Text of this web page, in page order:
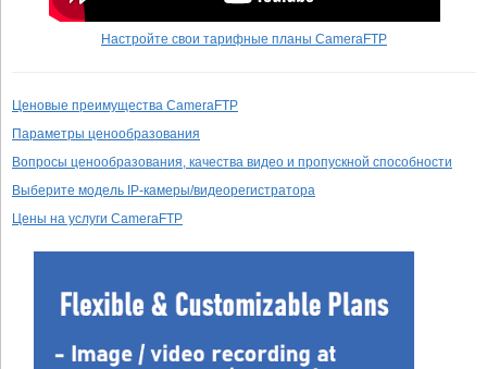
Настройте свои тарифные планы CameraFTP
Ценовые преимущества CameraFTP
Параметры ценообразования
Вопросы ценообразования, качества видео и пропускной способности
Выберите модель IP-камеры/видеорегистратора
Цены на услуги CameraFTP